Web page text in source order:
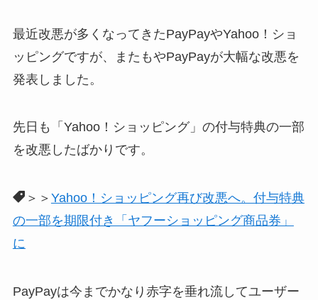
最近改悪が多くなってきたPayPayやYahoo！ショ
ッピングですが、またもやPayPayが大幅な改悪を
発表しました。
先日も「Yahoo！ショッピング」の付与特典の一部
を改悪したばかりです。
＞＞ Yahoo！ショッピング再び改悪へ。付与特典
の一部を期限付き「ヤフーショッピング商品券」
に
PayPayは今までかなり赤字を垂れ流してユーザー